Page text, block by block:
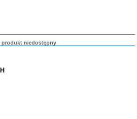
produkt niedostępny